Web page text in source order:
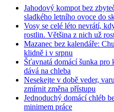
Jahodový kompot bez
sladkého letního ovoce do
Vosy se celé léto nevrátí,
rostlin. Většina z nich už
Mazanec bez kalendáře:
klidně i v srpnu
Šťavnatá domácí šunka pro
dává na chleba
Nesekejte v době veder,
zmírnit změna přístupu
Jednoduchý domácí chléb
minimem práce